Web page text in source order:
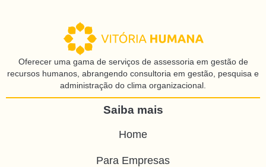
Oferecer uma gama de serviços de assessoria em gestão de
recursos humanos, abrangendo consultoria em gestão, pesquisa e
administração do clima organizacional.
Saiba mais
Home
Para Empresas